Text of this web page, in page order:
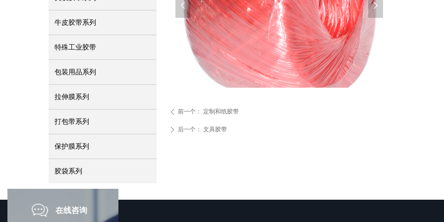
ꄴ 前一个： 定制和纸胶带
牛皮胶带系列
特殊工业胶带
包装用品系列
拉伸膜系列
打包带系列
保护膜系列
胶袋系列
ꄲ 后一个： 文具胶带
넳 넲
在线咨询